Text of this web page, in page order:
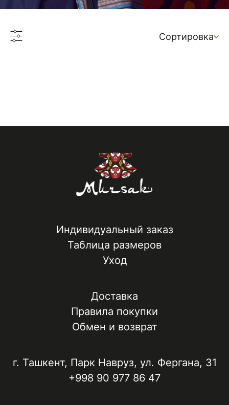
Сортировка
Индивидуальный заказ
Таблица размеров
Уход
Доставка
Правила покупки
Обмен и возврат
г. Ташкент, ​Парк Навруз​, ул. Фергана, 31
+998 90 977 86 47